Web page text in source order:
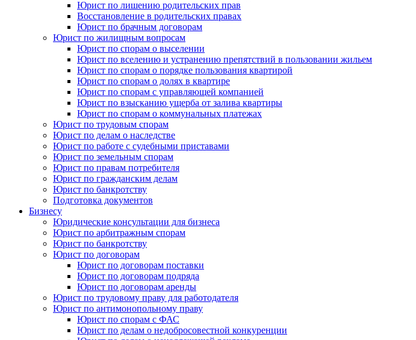
Юрист по лишению родительских прав
Восстановление в родительских правах
Юрист по брачным договорам
Юрист по жилищным вопросам
Юрист по спорам о выселении
Юрист по вселению и устранению препятствий в пользовании жильем
Юрист по спорам о порядке пользования квартирой
Юрист по спорам о долях в квартире
Юрист по спорам с управляющей компанией
Юрист по взысканию ущерба от залива квартиры
Юрист по спорам о коммунальных платежах
Юрист по трудовым спорам
Юрист по делам о наследстве
Юрист по работе с судебными приставами
Юрист по земельным спорам
Юрист по правам потребителя
Юрист по гражданским делам
Юрист по банкротству
Подготовка документов
Бизнесу
Юридические консультации для бизнеса
Юрист по арбитражным спорам
Юрист по банкротству
Юрист по договорам
Юрист по договорам поставки
Юрист по договорам подряда
Юрист по договорам аренды
Юрист по трудовому праву для работодателя
Юрист по антимонопольному праву
Юрист по спорам с ФАС
Юрист по делам о недобросовестной конкуренции